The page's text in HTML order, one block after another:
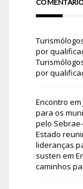
por
por
Encontro
para os
pelo
Estado
lideranças
susten em
caminhos